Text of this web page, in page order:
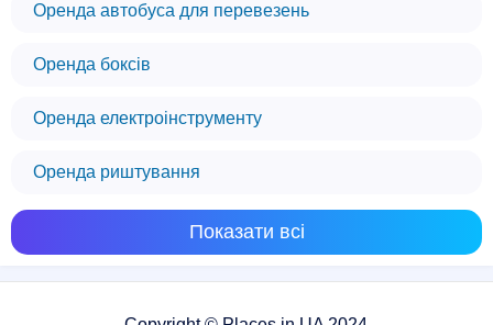
Оренда автобуса для перевезень
Оренда боксів
Оренда електроінструменту
Оренда риштування
Показати всі